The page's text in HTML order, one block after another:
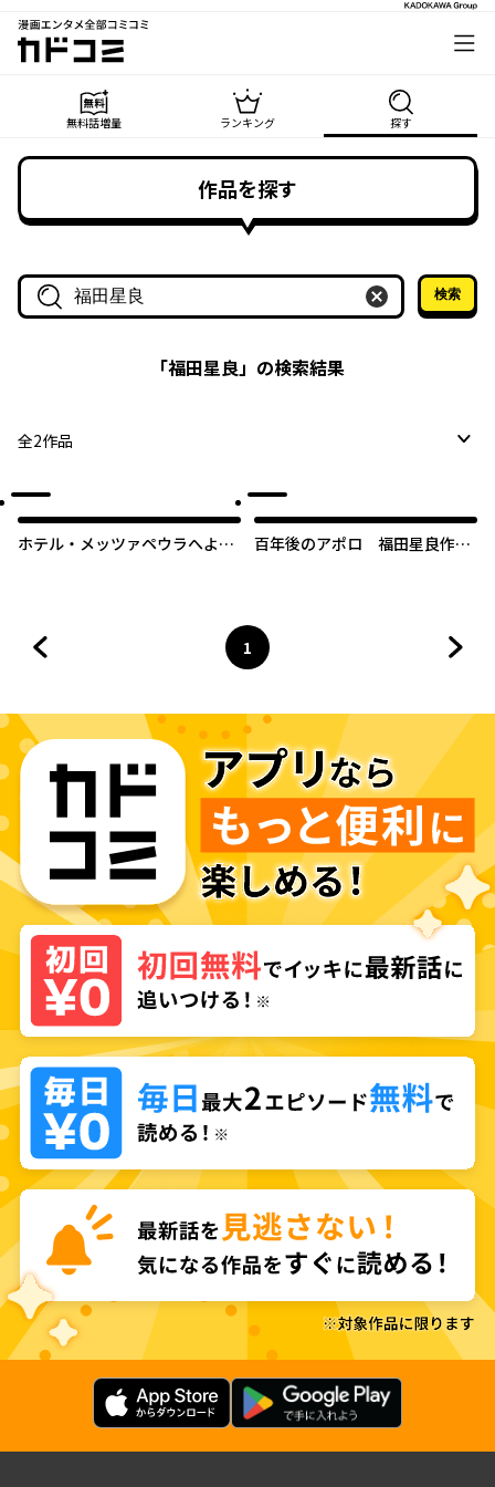
漫画エンタメ全部コミコミ
カドコミ
無料話増量 ランキング 探す
作品を探す
作品名・作家名で探す
検索
「福田星良」の検索結果
全2作品
ホテル・メッツァペウラへよう
百年後のアポロ 福田星良作品
ページ
1
へ